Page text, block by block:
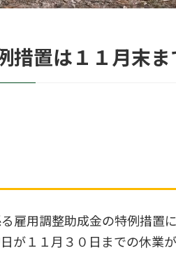
置は１１月末ま
雇用調整助成金の特例措置
が１１月３０日までの休業